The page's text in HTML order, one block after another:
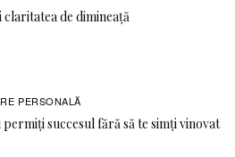
claritatea de dimineață
PERSONALĂ
succesul fără să te simți vinovat